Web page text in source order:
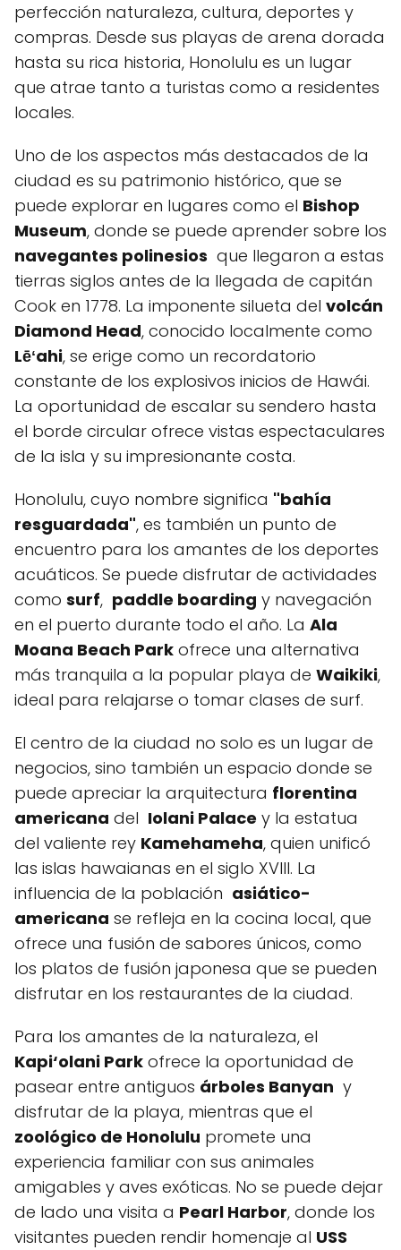
‌perfección naturaleza, cultura,⁢ deportes y ​
compras.‌ Desde sus playas de arena dorada
hasta su rica historia, Honolulu es un lugar‌
que atrae⁣ tanto⁤ a turistas como a ‍residentes‍
locales.
Uno de los aspectos más destacados ​de la
ciudad es su patrimonio ‍histórico, que se
puede explorar ⁣en lugares como ⁣el Bishop
Museum, donde se‌ puede aprender ‌sobre los⁤
navegantes polinesios ⁢ que llegaron a estas​
tierras siglos antes de la llegada de capitán
Cook en 1778. La imponente silueta del volcán
Diamond​ Head, conocido localmente como
Lēʻahi, se erige como un recordatorio
constante de los ⁤explosivos inicios de ⁣Hawái.
La oportunidad ⁢de escalar su sendero hasta
el borde ‌circular ofrece ‍vistas espectaculares‍
de la isla y su impresionante costa.
Honolulu, cuyo nombre significa "bahía ​
resguardada", es también un punto ⁢de
encuentro para los amantes de⁢ los deportes
acuáticos. Se ‌puede disfrutar⁤ de actividades
‍como surf, ‌ paddle ⁤boarding y navegación
en el puerto ‌durante‌ todo el ⁤año. La Ala
Moana Beach Park ofrece una alternativa⁤
más tranquila a la popular playa de Waikiki,
ideal para ⁢relajarse ⁤o tomar clases de surf.
El centro ⁣de la ciudad no solo es un lugar‍ de
negocios, sino también un espacio donde se
puede ​apreciar la arquitectura florentina
americana del ​ Iolani Palace y la estatua
del valiente rey‍ Kamehameha,‍ quien unificó
las islas hawaianas en el siglo XVIII. La
influencia de la población ‌ asiático-
americana se refleja en la cocina local, que
ofrece una fusión de sabores únicos, como
los platos de fusión japonesa que se pueden
disfrutar⁣ en los restaurantes de ⁢la⁣ ciudad.
Para los amantes de la naturaleza, el
Kapi‘olani Park ofrece la⁣ oportunidad⁢ de
pasear​ entre antiguos árboles ⁤Banyan ⁣ y
disfrutar de‌ la playa, mientras que el
zoológico de Honolulu promete una
experiencia familiar con sus ⁣animales
amigables y aves exóticas. No se puede dejar
de lado una visita a Pearl ⁢Harbor, donde los
visitantes pueden ⁢rendir⁣ homenaje al USS⁢